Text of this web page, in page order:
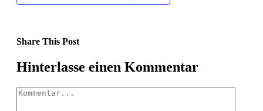
Share This Post
Facebook
X
LinkedIn
Pinterest
Hinterlasse einen Kommentar
Kommentar